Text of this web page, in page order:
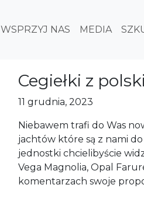
WSPRZYJ NAS MEDIA
Cegiełki z
11 grudnia, 2023
Niebawem trafi do Was
jachtów które są z nami
jednostki chcielibyście
Vega Magnolia, Opal
komentarzach swoje